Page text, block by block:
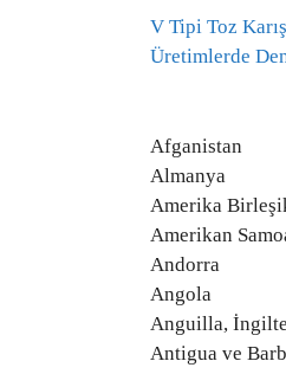
V Tipi Toz
Üretimlerde
Afganistan
Almanya
Amerika
Amerikan
Andorra
Angola
Anguilla,
Antigua ve